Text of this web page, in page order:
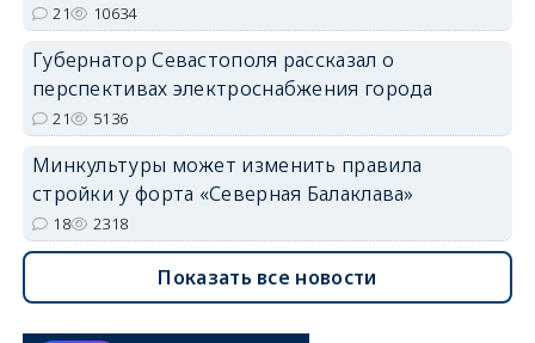
21 10634
Губернатор Севастополя рассказал о
перспективах электроснабжения города
21 5136
Минкультуры может изменить правила
стройки у форта «Северная Балаклава»
18 2318
Показать все новости